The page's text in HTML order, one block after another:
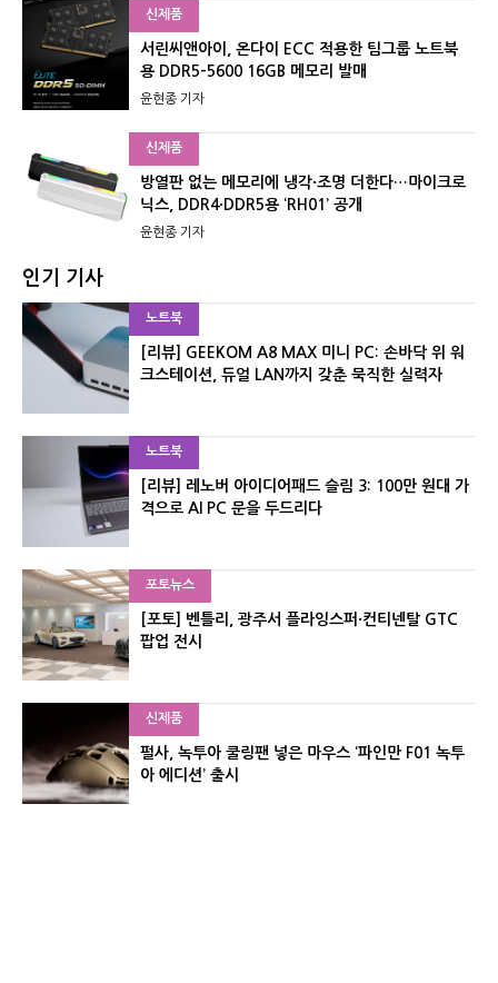
신제품
서린씨앤아이, 온다이 ECC 적용한 팀그룹 노트북
용 DDR5-5600 16GB 메모리 발매
윤현종 기자
신제품
방열판 없는 메모리에 냉각·조명 더한다…마이크로
닉스, DDR4·DDR5용 ‘RH01’ 공개
윤현종 기자
인기 기사
노트북
[리뷰] GEEKOM A8 MAX 미니 PC: 손바닥 위 워
크스테이션, 듀얼 LAN까지 갖춘 묵직한 실력자
노트북
[리뷰] 레노버 아이디어패드 슬림 3: 100만 원대 가
격으로 AI PC 문을 두드리다
포토뉴스
[포토] 벤틀리, 광주서 플라잉스퍼·컨티넨탈 GTC
팝업 전시
신제품
펄사, 녹투아 쿨링팬 넣은 마우스 ‘파인만 F01 녹투
아 에디션’ 출시